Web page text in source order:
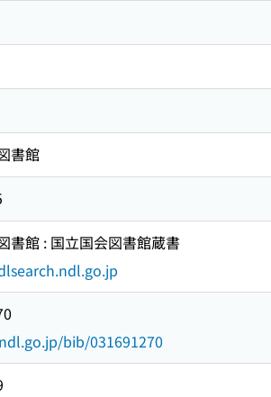
書館
書館 : 国立国会図書館蔵書
bib/031691270